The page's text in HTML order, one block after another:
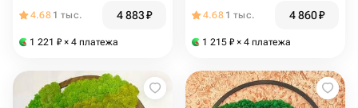
4.68 1 тыс. 4 883₽
1 221 ₽ × 4 платежа
4.68 1 тыс. 4 860₽
1 215 ₽ × 4 платежа